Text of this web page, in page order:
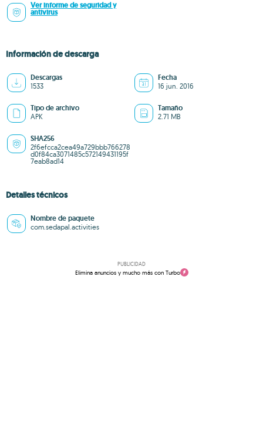
Ver informe de seguridad y
antivirus
Información de descarga
Descargas
1533
Fecha
16 jun. 2016
Tipo de archivo
APK
Tamaño
2.71 MB
SHA256
2f6efcca2cea49a729bbb766278
d0f84ca3071485c572149431195f
7eab8ad14
Detalles técnicos
Nombre de paquete
com.sedapal.activities
PUBLICIDAD
Elimina anuncios y mucho más con Turbo